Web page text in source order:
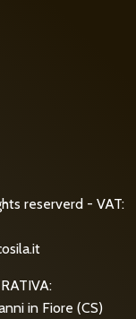
reserverd - VAT:
in Fiore (CS)